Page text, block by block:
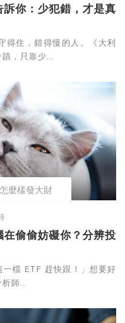
你：少犯錯，才是真
得住，錯得慢的人。《大利
，只靠少...
怎麼樣發大財
偷偷妨礙你？分辨投
一檔 ETF 趕快跟！」想要好
師...